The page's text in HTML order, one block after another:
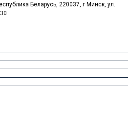
Беларусь, 220037, г Минск, ул.